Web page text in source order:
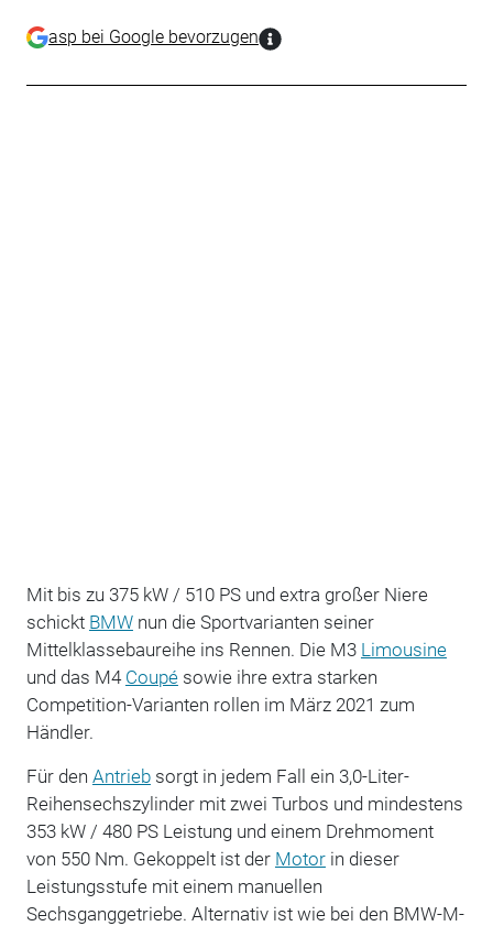
asp bei Google bevorzugen
Mit bis zu 375 kW / 510 PS und extra großer Niere
schickt BMWnun die Sportvarianten seiner
Mittelklassebaureihe ins Rennen. Die M3 Limousine
und das M4 Coupésowie ihre extra starken
Competition-Varianten rollen im März 2021 zum
Händler.
Für den Antriebsorgt in jedem Fall ein 3,0-Liter-
Reihensechszylinder mit zwei Turbos und mindestens
353 kW / 480 PS Leistung und einem Drehmoment
von 550 Nm. Gekoppelt ist der Motorin dieser
Leistungsstufe mit einem manuellen
Sechsganggetriebe. Alternativ ist wie bei den BMW-M-